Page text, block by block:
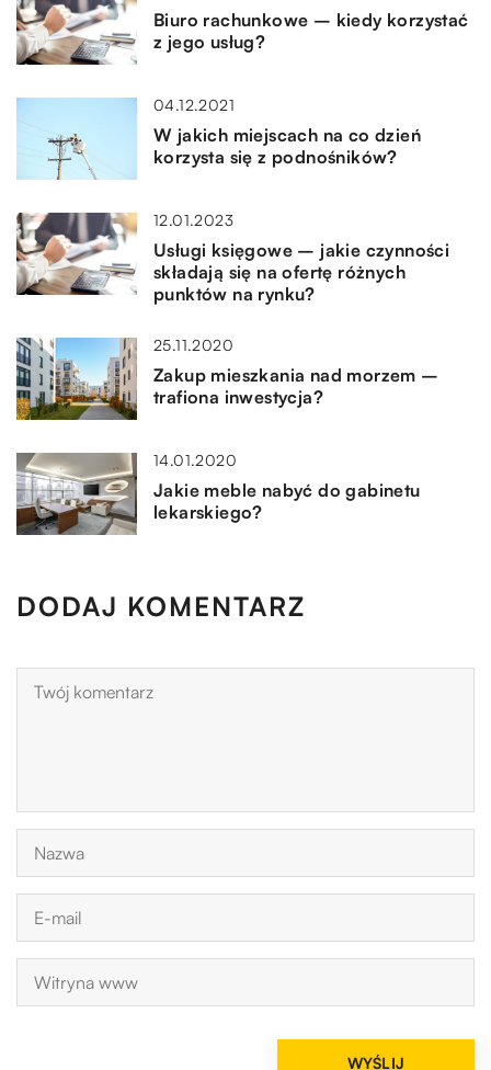
Biuro rachunkowe – kiedy korzystać
z jego usług?
04.12.2021
W jakich miejscach na co dzień
korzysta się z podnośników?
12.01.2023
Usługi księgowe – jakie czynności
składają się na ofertę różnych
punktów na rynku?
25.11.2020
Zakup mieszkania nad morzem –
trafiona inwestycja?
14.01.2020
Jakie meble nabyć do gabinetu
lekarskiego?
DODAJ KOMENTARZ